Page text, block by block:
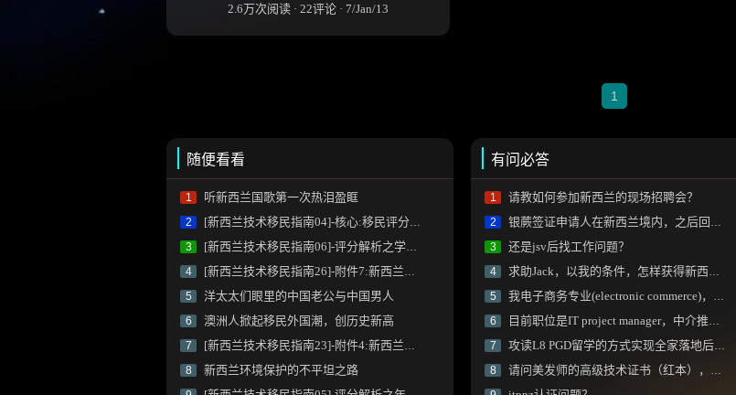
2.6万次阅读 · 22评论 · 7/Jan/13
1
随便看看
1 听新西兰国歌第一次热泪盈眶
2 [新西兰技术移民指南04]-核心:移民评分系统
3 [新西兰技术移民指南06]-评分解析之学历加分
4 [新西兰技术移民指南26]-附件7:新西兰指定体检医院清单
5 洋太太们眼里的中国老公与中国男人
6 澳洲人掀起移民外国潮，创历史新高
7 [新西兰技术移民指南23]-附件4:新西兰未来发展行业清单
8 新西兰环境保护的不平坦之路
有问必答
1 请教如何参加新西兰的现场招聘会？
2 银蕨签证申请人在新西兰境内，之后回国递交材料可以吗
3 还是jsv后找工作问题？
4 求助Jack，以我的条件，怎样获得新西兰工签？
5 我电子商务专业(electronic commerce)，找到软件工程师工作后技能加分项会有阻碍不？
6 目前职位是IT project manager，中介推荐读商科，可行吗？
7 攻读L8 PGD留学的方式实现全家落地后的PR申请路径求问
8 请问美发师的高级技术证书（红本），现在可以NZQA认证吗？